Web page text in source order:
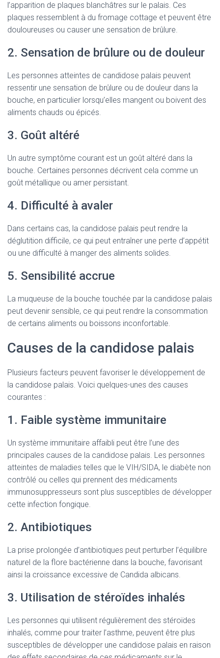
l’apparition de plaques blanchâtres sur le palais. Ces
plaques ressemblent à du fromage cottage et peuvent être
douloureuses ou causer une sensation de brûlure.
2. Sensation de brûlure ou de douleur
Les personnes atteintes de candidose palais peuvent
ressentir une sensation de brûlure ou de douleur dans la
bouche, en particulier lorsqu’elles mangent ou boivent des
aliments chauds ou épicés.
3. Goût altéré
Un autre symptôme courant est un goût altéré dans la
bouche. Certaines personnes décrivent cela comme un
goût métallique ou amer persistant.
4. Difficulté à avaler
Dans certains cas, la candidose palais peut rendre la
déglutition difficile, ce qui peut entraîner une perte d’appétit
ou une difficulté à manger des aliments solides.
5. Sensibilité accrue
La muqueuse de la bouche touchée par la candidose palais
peut devenir sensible, ce qui peut rendre la consommation
de certains aliments ou boissons inconfortable.
Causes de la candidose palais
Plusieurs facteurs peuvent favoriser le développement de
la candidose palais. Voici quelques-unes des causes
courantes :
1. Faible système immunitaire
Un système immunitaire affaibli peut être l’une des
principales causes de la candidose palais. Les personnes
atteintes de maladies telles que le VIH/SIDA, le diabète non
contrôlé ou celles qui prennent des médicaments
immunosuppresseurs sont plus susceptibles de développer
cette infection fongique.
2. Antibiotiques
La prise prolongée d’antibiotiques peut perturber l’équilibre
naturel de la flore bactérienne dans la bouche, favorisant
ainsi la croissance excessive de Candida albicans.
3. Utilisation de stéroïdes inhalés
Les personnes qui utilisent régulièrement des stéroïdes
inhalés, comme pour traiter l’asthme, peuvent être plus
susceptibles de développer une candidose palais en raison